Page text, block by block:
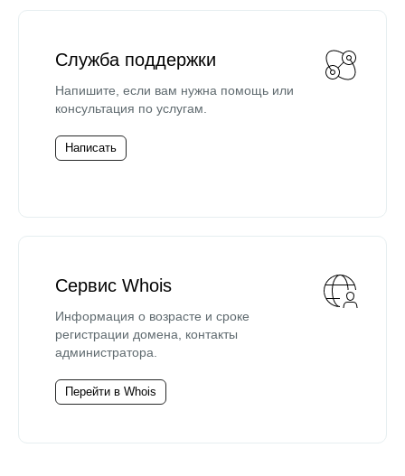
Служба поддержки
Напишите, если вам нужна помощь или
консультация по услугам.
Написать
Сервис Whois
Информация о возрасте и сроке
регистрации домена, контакты
администратора.
Перейти в Whois